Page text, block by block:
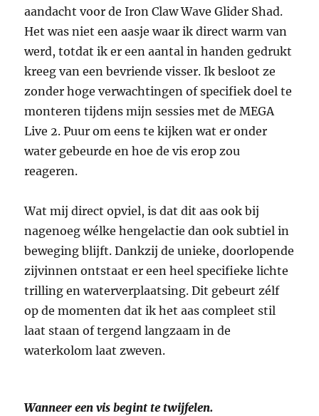
aandacht voor de Iron Claw Wave Glider Shad.
Het was niet een aasje waar ik direct warm van
werd, totdat ik er een aantal in handen gedrukt
kreeg van een bevriende visser. Ik besloot ze
zonder hoge verwachtingen of specifiek doel te
monteren tijdens mijn sessies met de MEGA
Live 2. Puur om eens te kijken wat er onder
water gebeurde en hoe de vis erop zou
reageren.
Wat mij direct opviel, is dat dit aas ook bij
nagenoeg wélke hengelactie dan ook subtiel in
beweging blijft. Dankzij de unieke, doorlopende
zijvinnen ontstaat er een heel specifieke lichte
trilling en waterverplaatsing. Dit gebeurt zélf
op de momenten dat ik het aas compleet stil
laat staan of tergend langzaam in de
waterkolom laat zweven.
Wanneer een vis begint te twijfelen.